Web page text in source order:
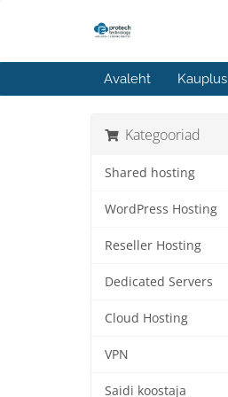
Avaleht Kauplus
Kategooriad
Shared hosting
WordPress Hosting
Reseller Hosting
Dedicated Servers
Cloud Hosting
VPN
Saidi koostaja